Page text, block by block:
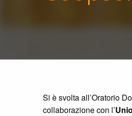
Si è svolta all’Oratorio
collaborazione con l’